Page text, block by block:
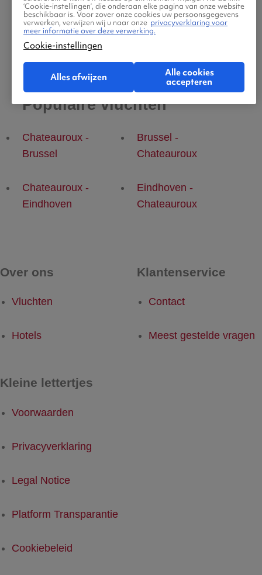
Populaire vluchten
Chateauroux -
Brussel
Brussel -
Chateauroux
Chateauroux -
Eindhoven
Eindhoven -
Chateauroux
Over ons
Vluchten
Hotels
Klantenservice
Contact
Meest gestelde vragen
Kleine lettertjes
Voorwaarden
Privacyverklaring
Legal Notice
Platform Transparantie
Cookiebeleid
‘Cookie-instellingen’, die onderaan elke pagina van onze website
beschikbaar is. Voor zover onze cookies uw persoonsgegevens
verwerken, verwijzen wij u naar onze privacyverklaring voor
meer informatie over deze verwerking.
Cookie-instellingen
Alles afwijzen
Alle cookies
accepteren